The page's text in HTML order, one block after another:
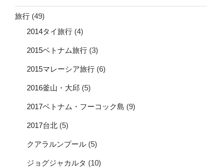
旅行 (49)
2014タイ旅行 (4)
2015ベトナム旅行 (3)
2015マレーシア旅行 (6)
2016釜山・大邱 (5)
2017ベトナム・フーコック島 (9)
2017台北 (5)
クアラルンプール (5)
ジョグジャカルタ (10)